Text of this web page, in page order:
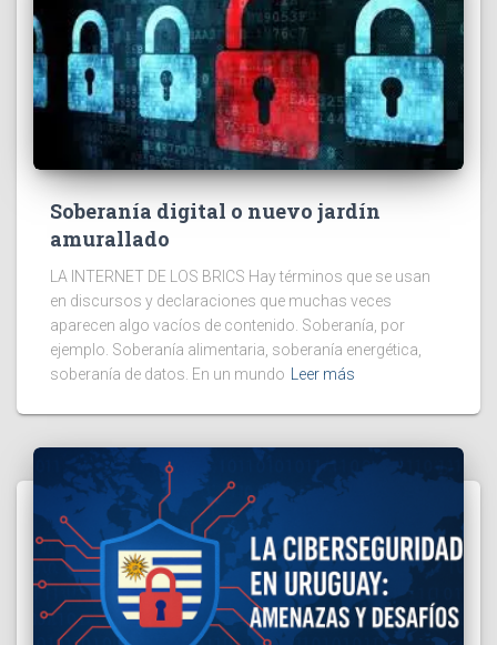
Soberanía digital o nuevo jardín
amurallado
LA INTERNET DE LOS BRICS Hay términos que se usan
en discursos y declaraciones que muchas veces
aparecen algo vacíos de contenido. Soberanía, por
ejemplo. Soberanía alimentaria, soberanía energética,
soberanía de datos. En un mundo Leer más